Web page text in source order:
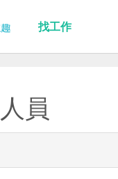
找工作
員